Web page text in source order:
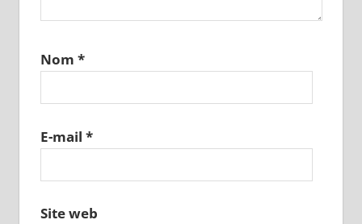
Nom *
E-mail *
Site web